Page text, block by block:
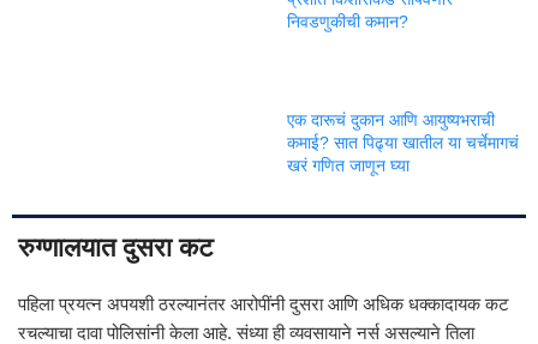
निवडणुकीची कमान?
एक दारूचं दुकान आणि आयुष्यभराची
कमाई? सात पिढ्या खातील या चर्चेमागचं
खरं गणित जाणून घ्या
रुग्णालयात दुसरा कट
पहिला प्रयत्न अपयशी ठरल्यानंतर आरोपींनी दुसरा आणि अधिक धक्कादायक कट
रचल्याचा दावा पोलिसांनी केला आहे. संध्या ही व्यवसायाने नर्स असल्याने तिला